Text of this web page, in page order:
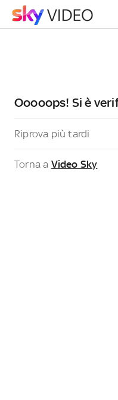
Ooooops! Si è
Riprova più tardi
Torna a Video Sky